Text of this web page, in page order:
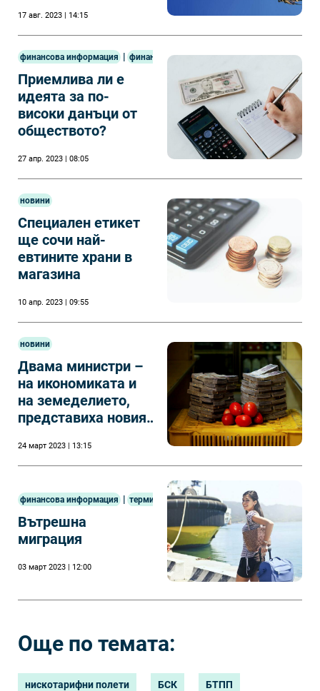
компенсация.
17 авг. 2023 | 14:15
финансова информация | финанси
Приемлива ли е
идеята за по-
високи данъци от
обществото?
27 апр. 2023 | 08:05
новини
Специален етикет
ще сочи най-
евтините храни в
магазина
10 апр. 2023 | 09:55
новини
Двама министри –
на икономиката и
на земеделието,
представиха новия
наблюдение на
цените.
24 март 2023 | 13:15
финансова информация | терминология
Вътрешна
миграция
03 март 2023 | 12:00
Още по темата:
нискотарифни полети БСК БТПП